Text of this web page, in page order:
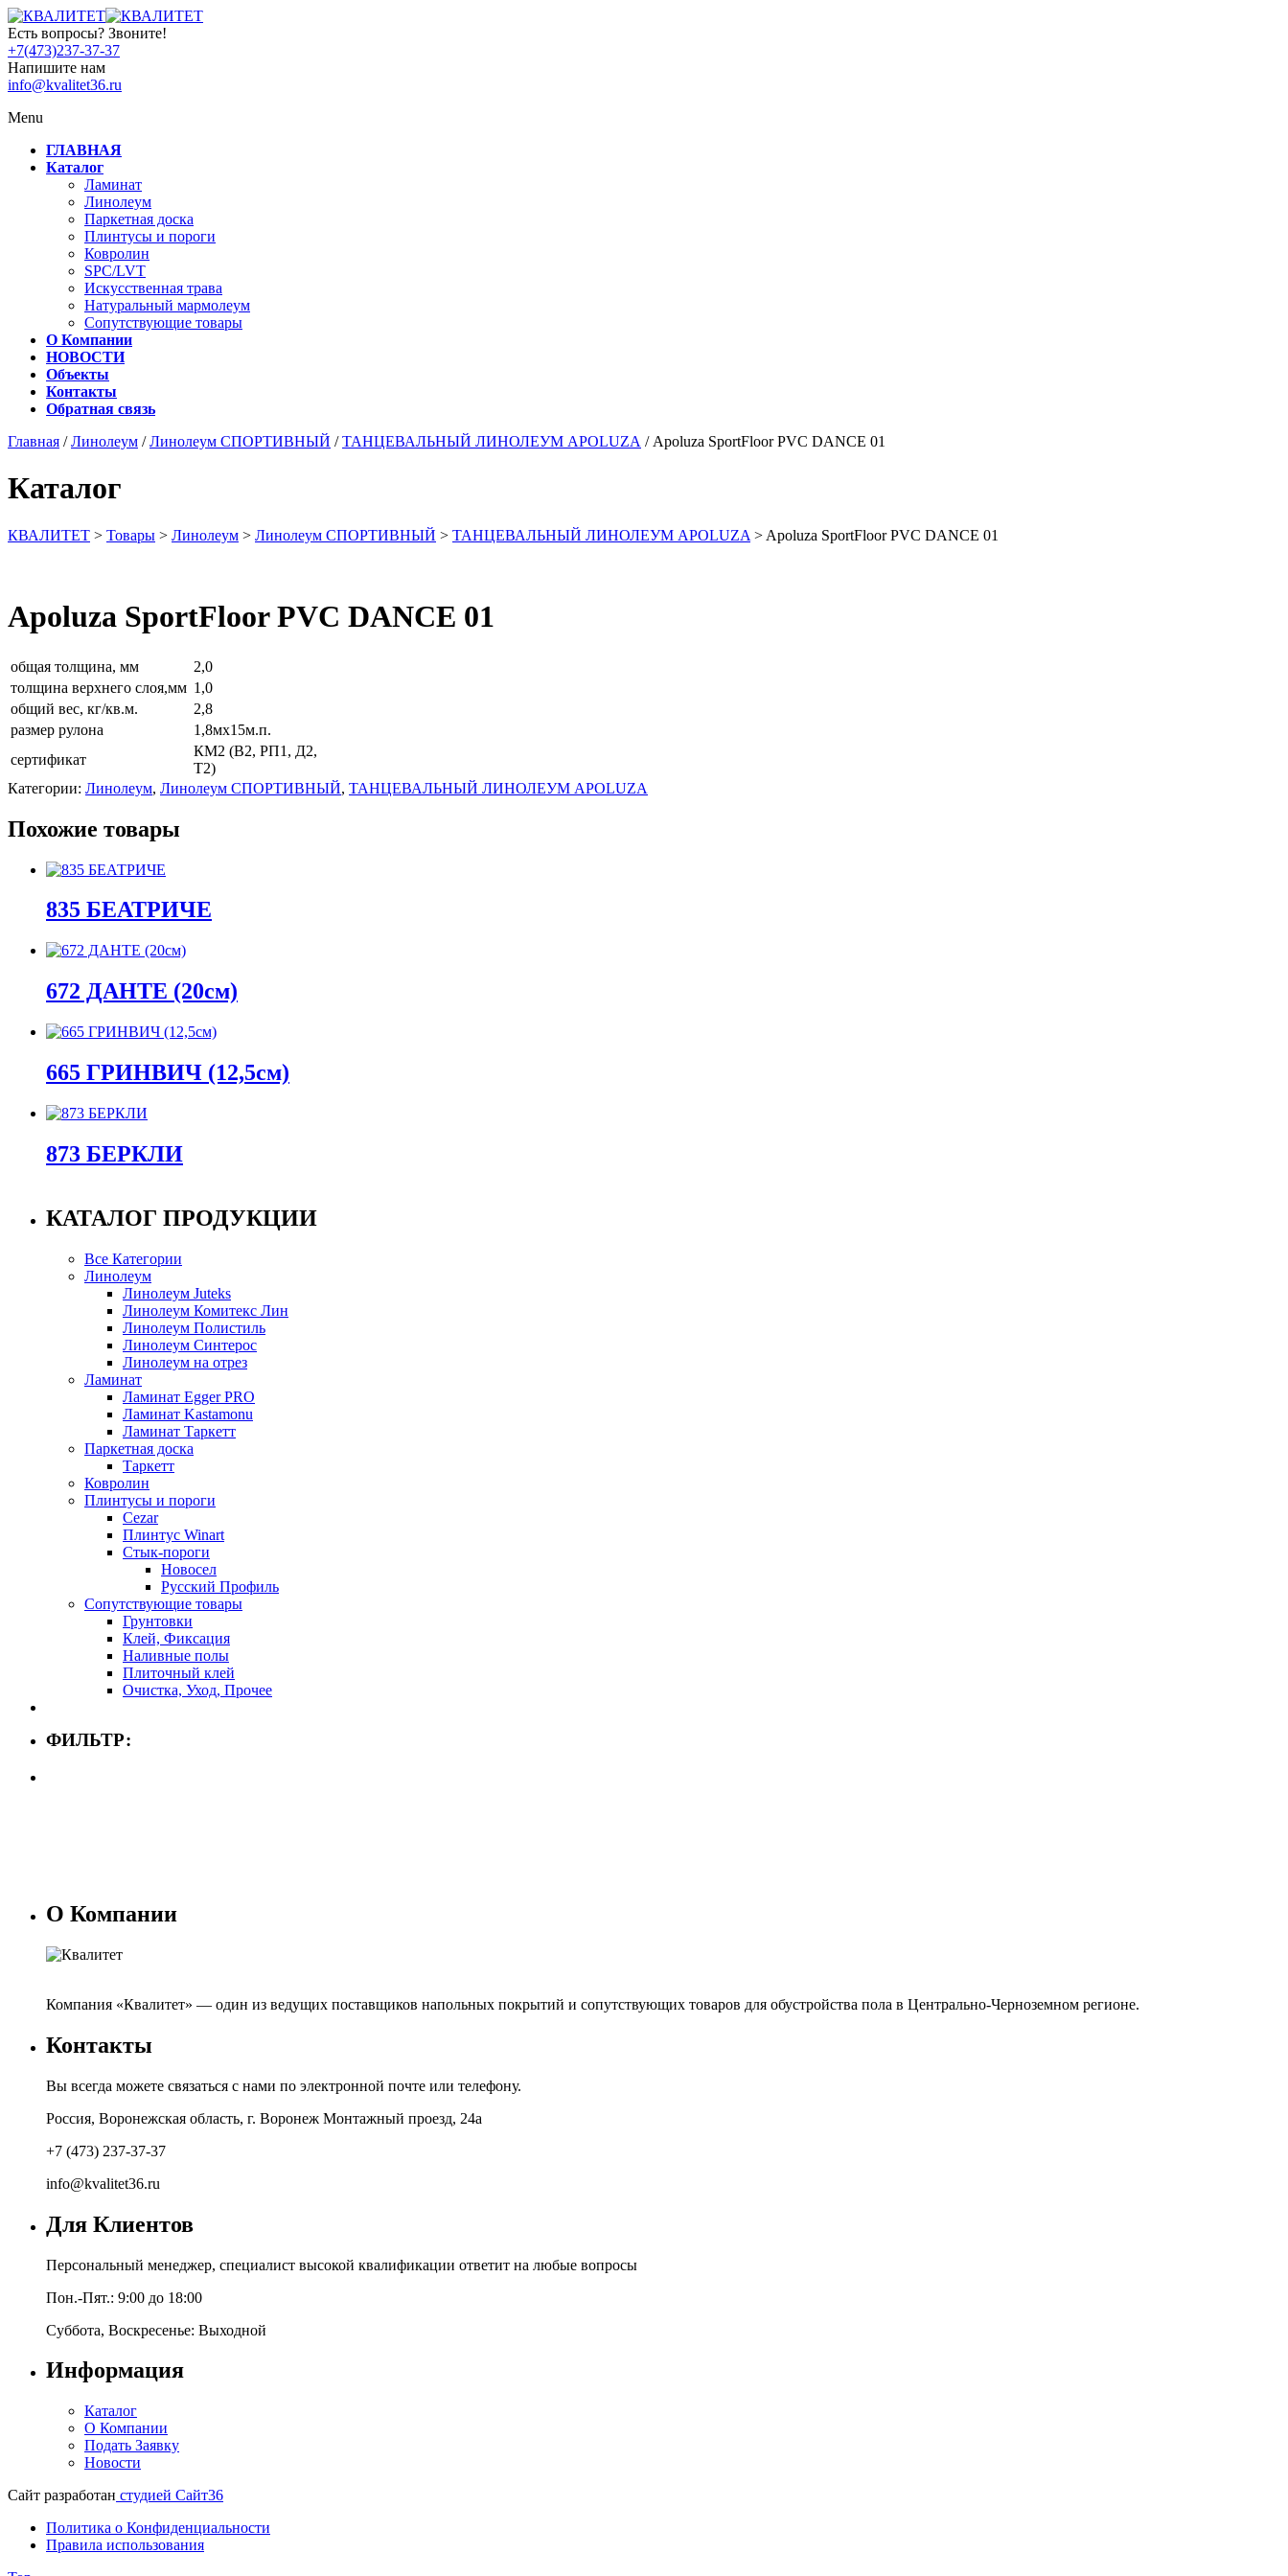
Есть вопросы? Звоните!
+7(473)237-37-37
Напишите нам
info@kvalitet36.ru
Menu
ГЛАВНАЯ
Каталог
Ламинат
Линолеум
Паркетная доска
Плинтусы и пороги
Ковролин
SPC/LVT
Искусственная трава
Натуральный мармолеум
Сопутствующие товары
О Компании
НОВОСТИ
Объекты
Контакты
Обратная связь
Главная /Линолеум /Линолеум СПОРТИВНЫЙ /ТАНЦЕВАЛЬНЫЙ ЛИНОЛЕУМ APOLUZA / Apoluza SportFloor PVC DANCE 01
Каталог
КВАЛИТЕТ > Товары > Линолеум > Линолеум СПОРТИВНЫЙ > ТАНЦЕВАЛЬНЫЙ ЛИНОЛЕУМ APOLUZA > Apoluza SportFloor PVC DANCE 01
Apoluza SportFloor PVC DANCE 01
общая толщина, мм
2,0
толщина верхнего слоя,мм 1,0
общий вес, кг/кв.м.
2,8
размер рулона
1,8мх15м.п.
сертификат
КМ2 (В2, РП1, Д2,
Т2)
Категории: Линолеум, Линолеум СПОРТИВНЫЙ, ТАНЦЕВАЛЬНЫЙ ЛИНОЛЕУМ APOLUZA
Похожие товары
835 БЕАТРИЧЕ
672 ДАНТЕ (20см)
665 ГРИНВИЧ (12,5см)
873 БЕРКЛИ
КАТАЛОГ ПРОДУКЦИИ
Все Категории
Линолеум
Линолеум Juteks
Линолеум Комитекс Лин
Линолеум Полистиль
Линолеум Синтерос
Линолеум на отрез
Ламинат
Ламинат Egger PRO
Ламинат Kastamonu
Ламинат Таркетт
Паркетная доска
Таркетт
Ковролин
Плинтусы и пороги
Cezar
Плинтус Winart
Стык-пороги
Новосел
Русский Профиль
Сопутствующие товары
Грунтовки
Клей, Фиксация
Наливные полы
Плиточный клей
Очистка, Уход, Прочее
ФИЛЬТР:
О Компании
Компания «Квалитет» — один из ведущих поставщиков напольных покрытий и сопутствующих товаров для обустройства пола в Центрально-Черноземном регионе.
Контакты
Вы всегда можете связаться с нами по электронной почте или телефону.
Россия, Воронежская область, г. Воронеж Монтажный проезд, 24а
+7 (473) 237-37-37
info@kvalitet36.ru
Для Клиентов
Персональный менеджер, специалист высокой квалификации ответит на любые вопросы
Пон.-Пят.: 9:00 до 18:00
Суббота, Воскресенье: Выходной
Информация
Каталог
О Компании
Подать Заявку
Новости
Сайт разработан студией Сайт36
Политика о Конфиденциальности
Правила использования